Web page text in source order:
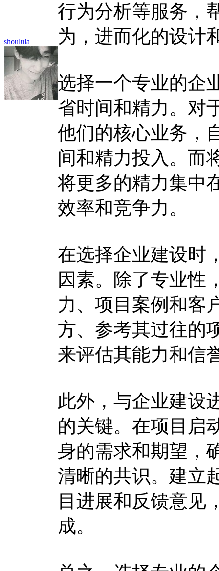
shoulula
行为分析等服务，
为，进而化的设计
选择一个专业的企
省时间和精力。对
他们的核心业务，
间和精力投入。而
将更多的精力集中
效率和竞争力。
在选择企业建设时
因素。除了专业性
力、项目案例和客
方、参考其过往的
来评估其能力和信
此外，与企业建设
的关键。在项目启
身的需求和期望，
清晰的共识。建立
目进展和反馈意见
成。